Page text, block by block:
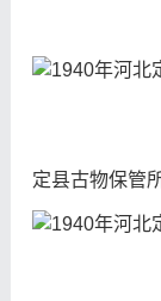
定县古物保管